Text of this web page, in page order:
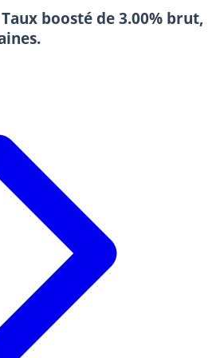
Taux boosté de 3.00% brut,